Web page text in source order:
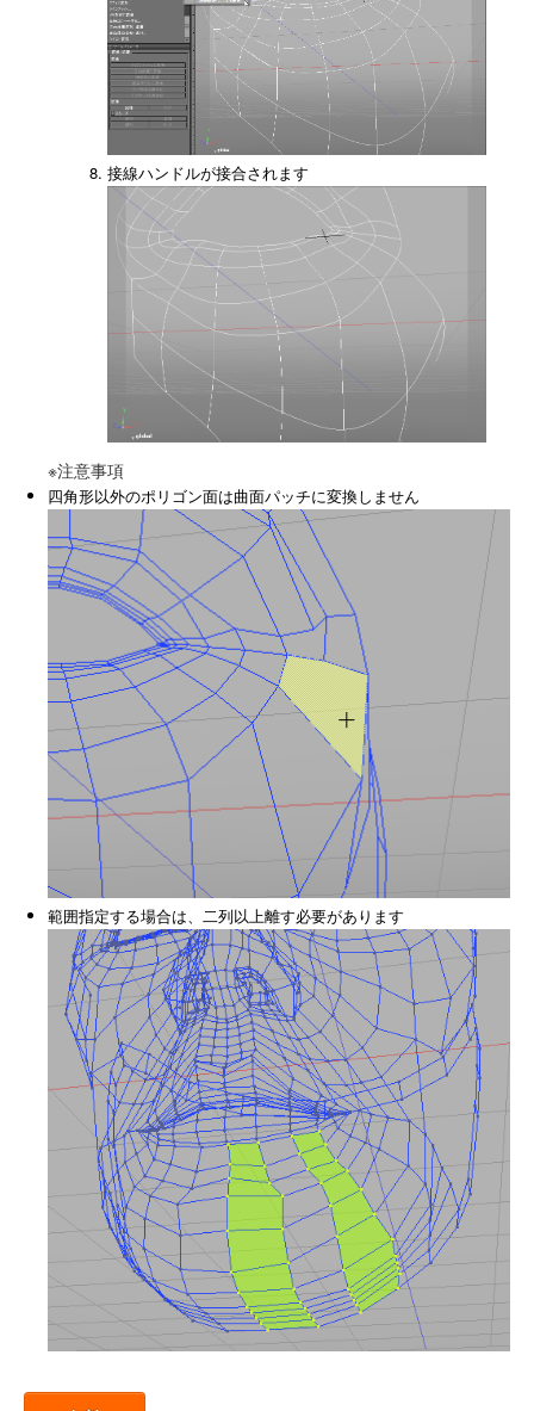
接線ハンドルが接合されます
※注意事項
四角形以外のポリゴン面は曲面パッチに変換しません
範囲指定する場合は、二列以上離す必要があります